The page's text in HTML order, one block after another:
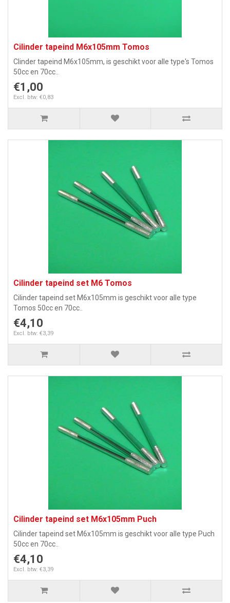
Cilinder tapeind M6x105mm Tomos
Clinder tapeind M6x105mm, is geschikt voor alle type's Tomos
50cc en 70cc..
€1,00
Excl. btw: €0,83
Cilinder tapeind set M6 Tomos
Cilinder tapeind set M6x105mm is geschikt voor alle type
Tomos 50cc en 70cc..
€4,10
Excl. btw: €3,39
Cilinder tapeind set M6x105mm Puch
Cilinder tapeind set M6x105mm is geschikt voor alle type Puch
50cc en 70cc..
€4,10
Excl. btw: €3,39